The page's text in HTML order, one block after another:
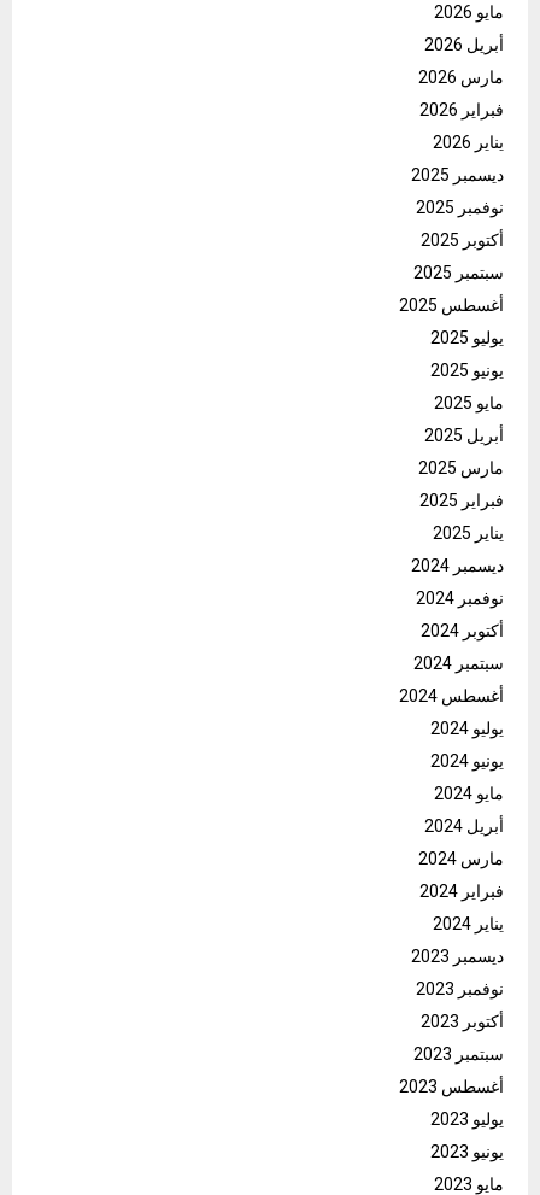
مايو 2026
أبريل 2026
مارس 2026
فبراير 2026
يناير 2026
ديسمبر 2025
نوفمبر 2025
أكتوبر 2025
سبتمبر 2025
أغسطس 2025
يوليو 2025
يونيو 2025
مايو 2025
أبريل 2025
مارس 2025
فبراير 2025
يناير 2025
ديسمبر 2024
نوفمبر 2024
أكتوبر 2024
سبتمبر 2024
أغسطس 2024
يوليو 2024
يونيو 2024
مايو 2024
أبريل 2024
مارس 2024
فبراير 2024
يناير 2024
ديسمبر 2023
نوفمبر 2023
أكتوبر 2023
سبتمبر 2023
أغسطس 2023
يوليو 2023
يونيو 2023
مايو 2023